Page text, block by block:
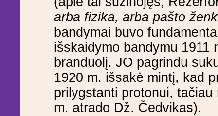
arba fizika, arba pašto
bandymai buvo
išskaidymo bandymu 1911
branduolį. JO pagrindu
1920 m. išsakė mintį, kad
prilygstanti protonui,
m. atrado Dž. Čedvikas).